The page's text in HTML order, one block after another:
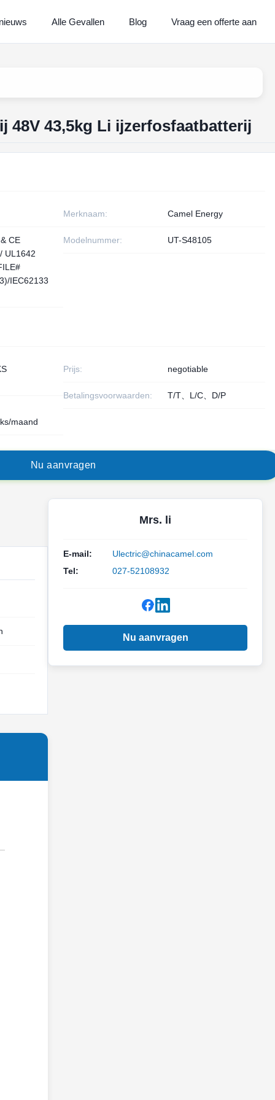
Alle Gevallen Blog Vraag een offerte aan
48V 43,5kg Li ijzerfosfaatbatterij
Merknaam: Camel Energy
CE
UL1642
IEC62133
Modelnummer: UT-S48105
Prijs: negotiable
Betalingsvoorwaarden: T/T、L/C、D/P
maand
N u aanvragen
Mrs. li
E-mail:
Ulectric@chinacamel.com
Tel:
027-52108932
Nu aanvragen